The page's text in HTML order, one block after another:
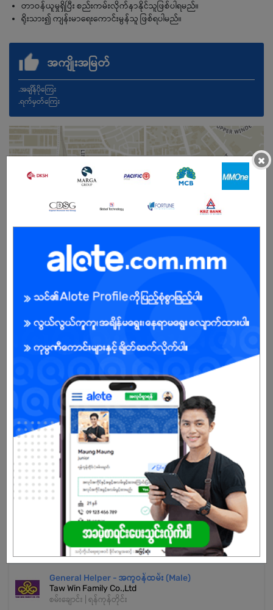
တာဝန်ယူမှုရှိပြီး စည်းကမ်းလိုက်နာနိုင်သူဖြစ်ပါရမည်။
ရိုးသား၍ ကျန်းမာရေးကောင်းမွန်သူ ဖြစ်ရပါမည်။
အကျိုးအမြတ်
.အချိန်ပိုကြေး
.ရက်မှတ်ကြေး
အခွင့်အရေးရှိသူ : ကျား/မ
သက်တမ်းကုန်သွားပါပြီ
အကောင့်မရှိသေးဘူးလား?
မှတ်ပုံတင်မယ်
နောက်ထပ်အလားတူအလုပ်များ
Cleaner
De Laundry Max
စမ်းချောင်း | ရန်ကုန်တိုင်း
အိမ်အကူ၀န်ထမ်း (Female)
Taw Win Family Co.,Ltd
စမ်းချောင်း | ရန်ကုန်တိုင်း
General Helper - အကူဝန်ထမ်း (Male)
Taw Win Family Co.,Ltd
စမ်းချောင်း | ရန်ကုန်တိုင်း
×